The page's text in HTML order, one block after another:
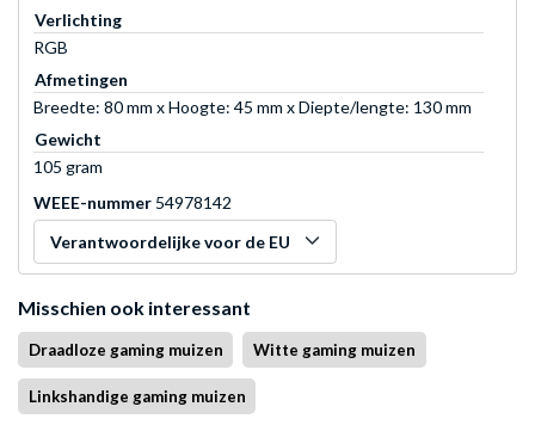
Verlichting
RGB
Afmetingen
Breedte: 80 mm x Hoogte: 45 mm x Diepte/lengte: 130 mm
Gewicht
105 gram
WEEE-nummer 54978142
Verantwoordelijke voor de EU
Misschien ook interessant
Draadloze gaming muizen Witte gaming muizen
Linkshandige gaming muizen